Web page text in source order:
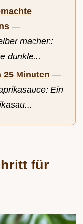
—
machen:
dunkle...
25 Minuten —
Ein
für